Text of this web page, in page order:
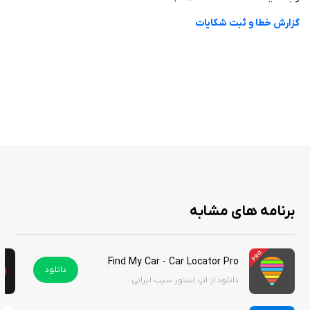
ویژگی‌های جذاب این اپلیکیشن است.
حوزه نیز کمک شایانی می‌کند. شما می‌توانید این برنامه را از سیب ایرانی دانلود
کنید.
گزارش خطا و ثبت شکایات
برنامه های مشابه
Find My Car - Car Locator Pro
دانلود از اپ استور سیب ایرانی
دانلود